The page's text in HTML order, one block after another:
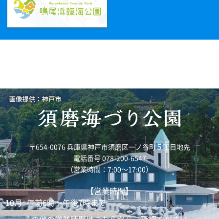
〒654-0076 兵庫県神戸市須磨区一ノ谷町５丁目地先
電話番号 078-200-6547
（営業時間：7:00～17:00）
【営業時間】
10月 午前6時～午後7時まで